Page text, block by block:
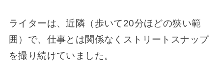
ライターは、近隣（歩いて20分ほどの狭い範
囲）で、仕事とは関係なくストリートスナップ
を撮り続けていました。